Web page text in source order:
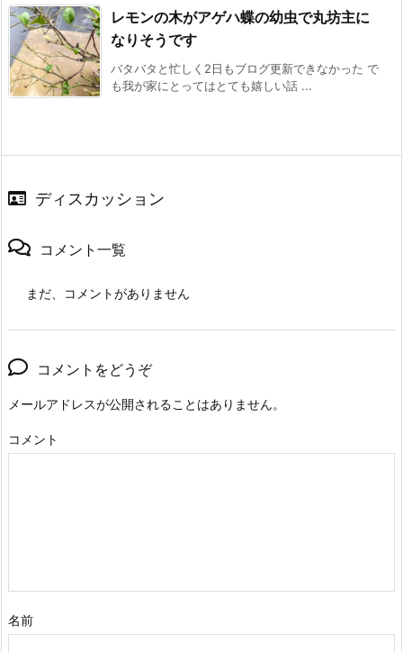
レモンの木がアゲハ蝶の幼虫で丸坊主に
なりそうです
バタバタと忙しく2日もブログ更新できなかった で
も我が家にとってはとても嬉しい話 ...
ディスカッション
コメント一覧
まだ、コメントがありません
コメントをどうぞ
メールアドレスが公開されることはありません。
コメント
名前